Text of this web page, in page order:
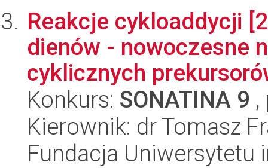
Reakcje cykloaddycji
dienów - nowoczesne
cyklicznych
Konkurs: SONATINA 9
Kierownik: dr Tomasz
Fundacja Uniwersytetu